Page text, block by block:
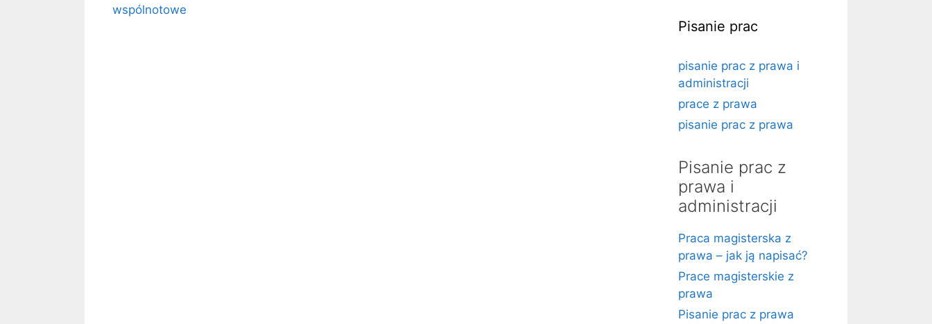
wspólnotowe
Pisanie prac
pisanie prac z prawa i
administracji
prace z prawa
pisanie prac z prawa
Pisanie prac z
prawa i
administracji
Praca magisterska z
prawa – jak ją napisać?
Prace magisterskie z
prawa
Pisanie prac z prawa